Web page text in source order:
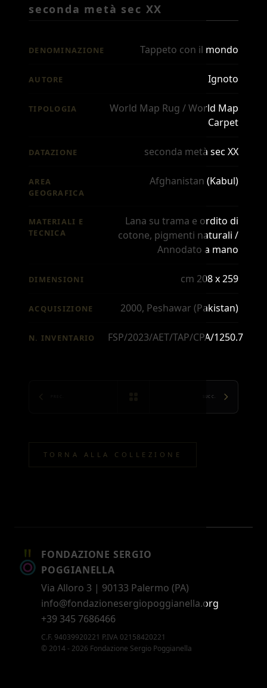
seconda metà sec XX
DENOMINAZIONE Tappeto con il mondo
AUTORE Ignoto
TIPOLOGIA
World Map Rug / World Map
Carpet
DATAZIONE seconda metà sec XX
AREA
GEOGRAFICA
Afghanistan (Kabul)
MATERIALI E
TECNICA
Lana su trama e ordito di
cotone, pigmenti naturali /
Annodato a mano
DIMENSIONI cm 208 x 259
ACQUISIZIONE 2000, Peshawar (Pakistan)
N. INVENTARIO FSP/2023/AET/TAP/CPA/1250.7
SUCC.
TORNA ALLA COLLEZIONE
FONDAZIONE SERGIO
POGGIANELLA
Via Alloro 3 | 90133 Palermo (PA)
info@fondazionesergiopoggianella.org
+39 345 7686466
C.F. 94039920221 P.IVA 02158420221
© 2014 - 2026 Fondazione Sergio Poggianella